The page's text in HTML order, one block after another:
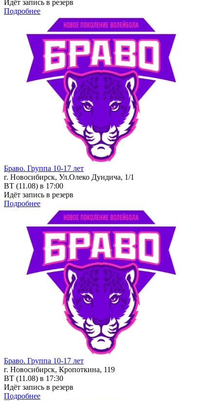
Идёт запись в резерв
Подробнее
Браво. Группа 10-17 лет
г. Новосибирск, Ул.Олеко Дундича, 1/1
ВТ (11.08) в 17:00
Идёт запись в резерв
Подробнее
Браво. Группа 10-17 лет
г. Новосибирск, Кропоткина, 119
ВТ (11.08) в 17:30
Идёт запись в резерв
Подробнее